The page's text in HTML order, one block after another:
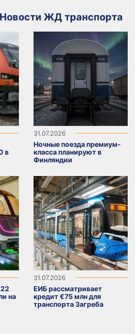
ЖД транспорта
в
31.07.2026
Ночные поезда премиум-
класса планируют в
Финляндии
на
31.07.2026
ЕИБ рассматривает
кредит €75 млн для
транспорта Загреба